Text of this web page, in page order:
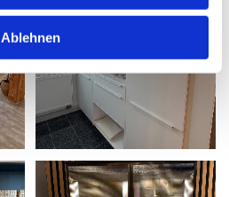
Ablehnen